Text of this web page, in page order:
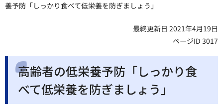
養予防「しっかり食べて低栄養を防ぎましょう」
最終更新日 2021年4月19日
ページID 3017
高齢者の低栄養予防「しっかり食
べて低栄養を防ぎましょう」